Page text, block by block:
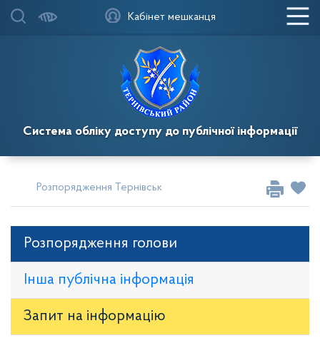
Система обліку доступу до публічної інформації
Кабінет мешканця
Розпорядження Тернівського районного голови
Розпорядження голови
Інша публічна інформація
Запит на iнформацію